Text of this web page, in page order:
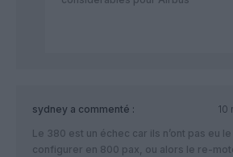
sydney a commenté :
10
Le 380 est un échec car ils n’ont pas eu
configurer en 800 pax, ou alors le re-